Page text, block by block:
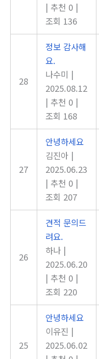
| 추천 0 |
조회 136
28
정보 감사해
요.
나수미 |
2025.08.12
| 추천 0 |
조회 168
27
안녕하세요
김진아 |
2025.06.23
| 추천 0 |
조회 207
26
견적 문의드
려요.
하나 |
2025.06.20
| 추천 0 |
조회 220
25
안녕하세요
이유진 |
2025.06.02